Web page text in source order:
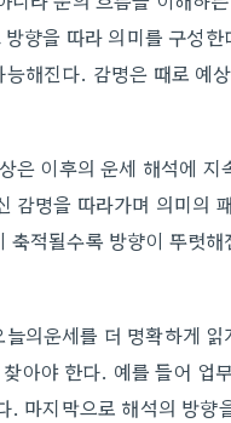
향을 따라 의미를 구성
해진다. 감명은 때로 예
은 이후의 운세 해석에
감명을 따라가며 의미의
적될수록 방향이 뚜렷
의운세를 더 명확하게
아야 한다. 예를 들어 업
마지막으로 해석의 방향